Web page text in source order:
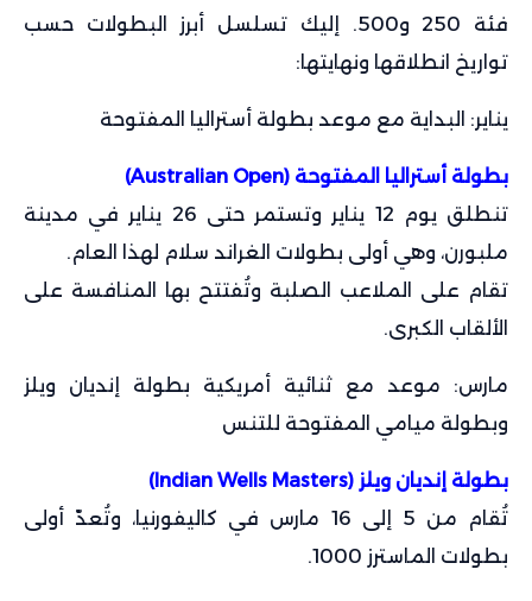
فئة 250 و500. إليك تسلسل أبرز البطولات حسب
تواريخ انطلاقها ونهايتها:
يناير: البداية مع موعد بطولة أستراليا المفتوحة
بطولة أستراليا المفتوحة (Australian Open)
تنطلق يوم 12 يناير وتستمر حتى 26 يناير في مدينة
ملبورن، وهي أولى بطولات الغراند سلام لهذا العام.
تقام على الملاعب الصلبة وتُفتتح بها المنافسة على
الألقاب الكبرى.
مارس: موعد مع ثنائية أمريكية بطولة إنديان ويلز
وبطولة ميامي المفتوحة للتنس
بطولة إنديان ويلز (Indian Wells Masters)
تُقام من 5 إلى 16 مارس في كاليفورنيا، وتُعدّ أولى
بطولات الماسترز 1000.